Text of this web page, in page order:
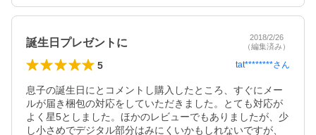
誕生日プレゼントに
2018/2/26
（編集済み）
5 tat********さん
息子の誕生日にとコメントし購入したところ、すぐにメー
ルが届き梱包の対応をしていただきました。とても対応が
よく星5としました。ほかのレビューでもありましたが、少
し小さめでデジタル部分はみにくいかもしれないですが、